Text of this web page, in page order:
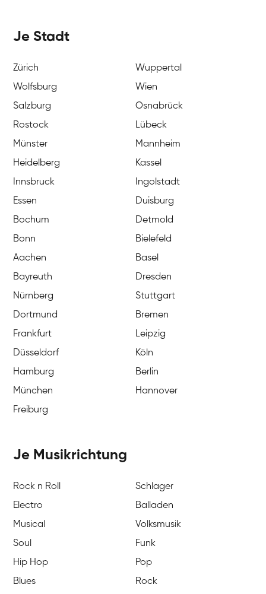
Je Stadt
Zürich
Wuppertal
Wolfsburg
Wien
Salzburg
Osnabrück
Rostock
Lübeck
Münster
Mannheim
Heidelberg
Kassel
Innsbruck
Ingolstadt
Essen
Duisburg
Bochum
Detmold
Bonn
Bielefeld
Aachen
Basel
Bayreuth
Dresden
Nürnberg
Stuttgart
Dortmund
Bremen
Frankfurt
Leipzig
Düsseldorf
Köln
Hamburg
Berlin
München
Hannover
Freiburg
Je Musikrichtung
Rock n Roll
Schlager
Electro
Balladen
Musical
Volksmusik
Soul
Funk
Hip Hop
Pop
Blues
Rock